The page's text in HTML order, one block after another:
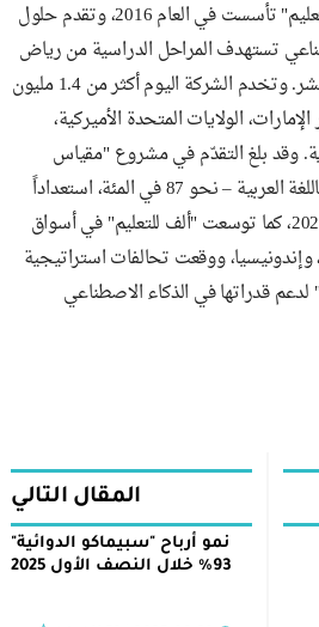
تجدر الإشارة إلى أن "ألف للتعليم" تأسست في العام 2016، وتقدم حلول
تستهدف المراحل الدراسية من رياض
الأطفال حتى الصف الثاني عشر. وتخدم الشركة اليوم أكثر من 1.4 مليون
عبر الإمارات، الولايات المتحدة الأميركية،
وقد بلغ التقدّم في مشروع "مقياس
الضاد" – أول مقياس قراءة باللغة العربية – نحو 87 في المئة، استعداداً
لإطلاقه في الربع الرابع من 2025، كما توسعت "ألف للتعليم" في أسواق
ووقعت تحالفات استراتيجية
"مايكروسوفت" و"كور42" لدعم قدراتها في الذكاء الاصطناعي
المقال التالي
نمو أرباح "سبيماكو الدوائية"
93% خلال النصف الأول 2025